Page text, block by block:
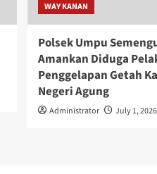
WAY KANAN
Polsek Umpu
Amankan Diduga
Penggelapan Getah
Negeri Agung
Administrator July 1, 2026